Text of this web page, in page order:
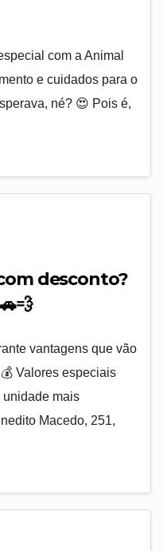
com a Animal
e cuidados para o
né? 😍 Pois é,
desconto?
vantagens que vão
Valores especiais
unidade mais
Macedo, 251,